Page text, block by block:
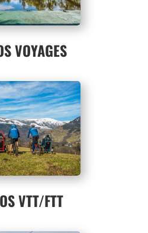
VOYAGES
VTT/FTT